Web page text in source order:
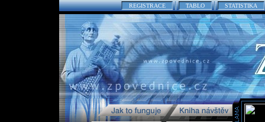
REGISTRACE TABLO STATISTIKA